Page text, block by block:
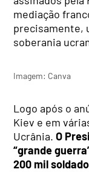
mediação
precisamente,
soberania
Imagem: Canva
Logo após o
Kiev e em
Ucrânia.O
“grande
200 mil